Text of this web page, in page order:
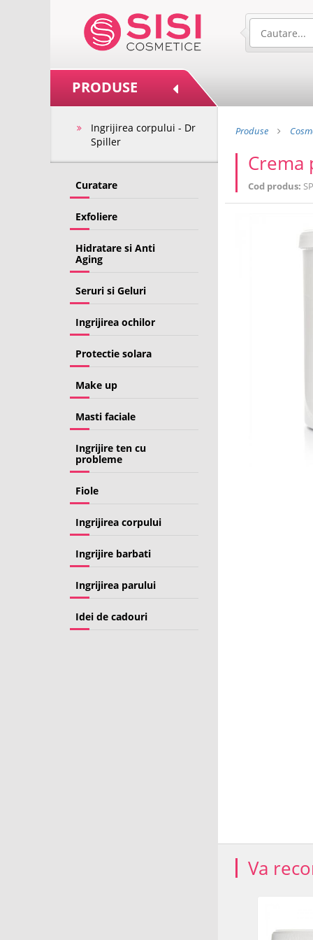
PRODUSE
Ingrijirea corpului - Dr
Spiller
Curatare
Exfoliere
Hidratare si Anti
Aging
Seruri si Geluri
Ingrijirea ochilor
Protectie solara
Make up
Masti faciale
Ingrijire ten cu
probleme
Fiole
Ingrijirea corpului
Ingrijire barbati
Ingrijirea parului
Idei de cadouri
Produse
Crema
Cod produs:
Va